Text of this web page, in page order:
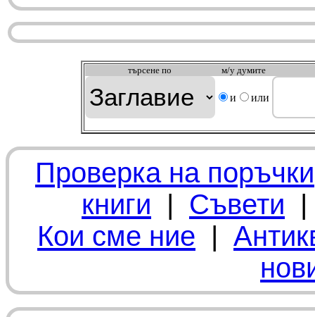
търсeне по м/у думите
и или
Проверка на поръчки
книги | Съвети
Кои сме ние |